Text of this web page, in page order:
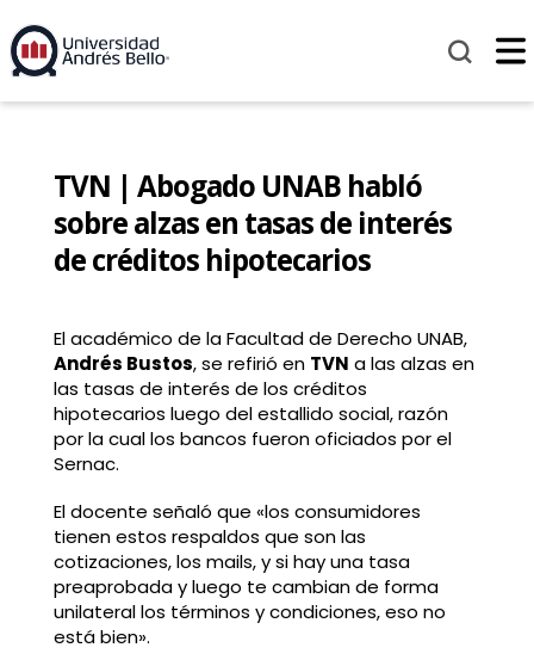
TVN | Abogado UNAB habló
sobre alzas en tasas de interés
de créditos hipotecarios
El académico de la Facultad de Derecho UNAB,
Andrés Bustos, se refirió en TVN a las alzas en
las tasas de interés de los créditos
hipotecarios luego del estallido social, razón
por la cual los bancos fueron oficiados por el
Sernac.
El docente señaló que «los consumidores
tienen estos respaldos que son las
cotizaciones, los mails, y si hay una tasa
preaprobada y luego te cambian de forma
unilateral los términos y condiciones, eso no
está bien».